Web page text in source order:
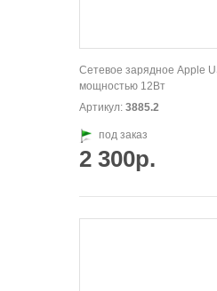
Сетевое зарядное Apple
мощностью 12Вт
Артикул: 3885.2
под заказ
2 300р.